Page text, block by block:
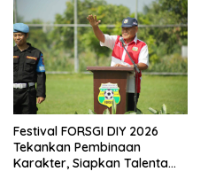
Festival FORSGI DIY 2026
Tekankan Pembinaan
Karakter, Siapkan Talenta